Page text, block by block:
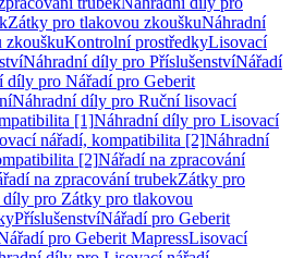
Zátky pro tlakovou zkouškuNáhradní
zkouškuKontrolní prostředkyLisovací
Náhradní díly pro PříslušenstvíNářadí
díly pro Nářadí pro Geberit
Náhradní díly pro Ruční lisovací
[1]Náhradní díly pro Lisovací
nářadí, kompatibilita [2]Náhradní
[2]Nářadí na zpracování
na zpracování trubekZátky pro
pro Zátky pro tlakovou
PříslušenstvíNářadí pro Geberit
pro Geberit MapressLisovací